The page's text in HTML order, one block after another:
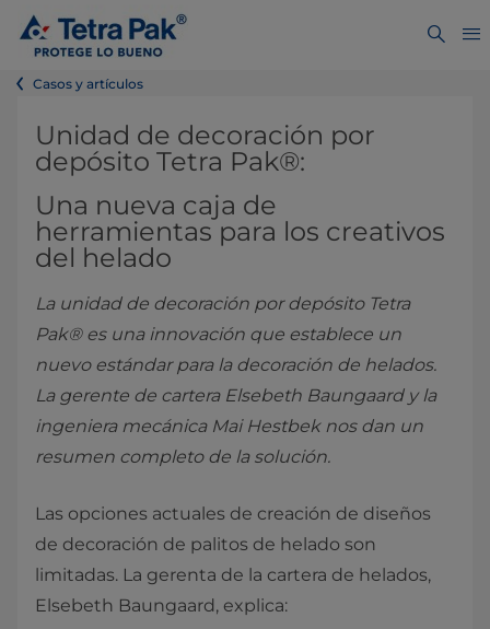
Casos y artículos
Unidad de decoración por
depósito Tetra Pak®:
Una nueva caja de
herramientas para los creativos
del helado
La unidad de decoración por depósito Tetra
Pak® es una innovación que establece un
nuevo estándar para la decoración de helados.
La gerente de cartera Elsebeth Baungaard y la
ingeniera mecánica Mai Hestbek nos dan un
resumen completo de la solución.
Las opciones actuales de creación de diseños
de decoración de palitos de helado son
limitadas. La gerenta de la cartera de helados,
Elsebeth Baungaard, explica: